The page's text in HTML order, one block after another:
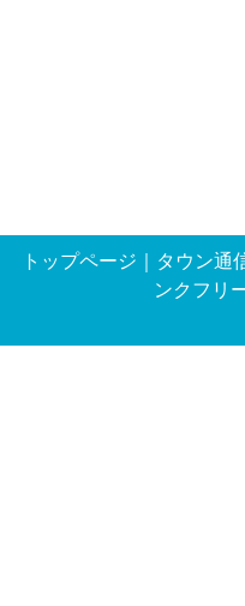
トップページ ｜ タウン通
ンクフリ